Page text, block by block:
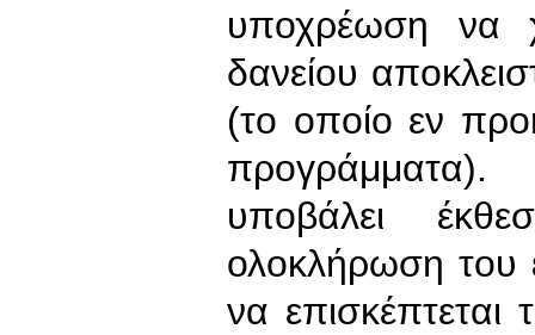
υποχρέωση να
δανείου
(το οποίο εν
υποβάλει
ολοκλήρωση του
να επισκέπτεται